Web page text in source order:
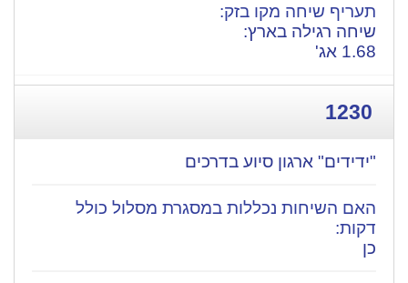
שיחה רגילה בארץ:
1.68 אג'
1230
"ידידים" ארגון סיוע בדרכים
כן